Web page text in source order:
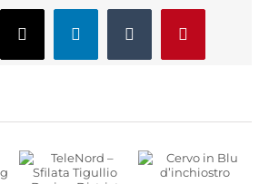
X LinkedInTumblr Pinterest